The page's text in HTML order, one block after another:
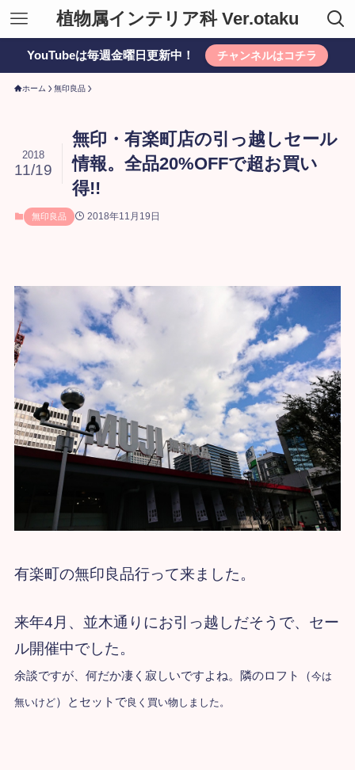
植物属インテリア科 Ver.otaku
YouTubeは毎週金曜日更新中！ チャンネルはコチラ
ホーム 無印良品
無印・有楽町店の引っ越しセール
情報。全品20%OFFで超お買い
得!!
2018
11/19
無印良品 2018年11月19日
有楽町の無印良品行って来ました。
来年4月、並木通りにお引っ越しだそうで、セー
ル開催中でした。
余談ですが、何だか凄く寂しいですよね。 隣のロフト（今は
無いけど）とセットで良く買い物しました。